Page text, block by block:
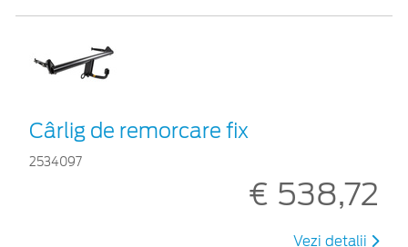
Cârlig de remorcare fix
2534097
€ 538,72
Vezi detalii